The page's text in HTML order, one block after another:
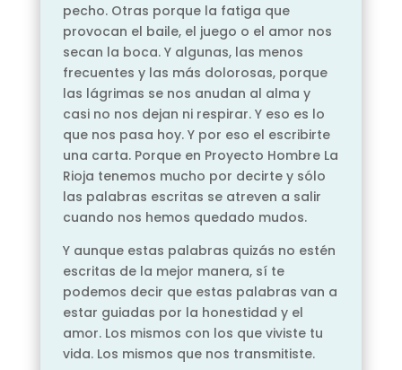
pecho. Otras porque la fatiga que
provocan el baile, el juego o el amor nos
secan la boca. Y algunas, las menos
frecuentes y las más dolorosas, porque
las lágrimas se nos anudan al alma y
casi no nos dejan ni respirar. Y eso es lo
que nos pasa hoy. Y por eso el escribirte
una carta. Porque en Proyecto Hombre La
Rioja tenemos mucho por decirte y sólo
las palabras escritas se atreven a salir
cuando nos hemos quedado mudos.
Y aunque estas palabras quizás no estén
escritas de la mejor manera, sí te
podemos decir que estas palabras van a
estar guiadas por la honestidad y el
amor. Los mismos con los que viviste tu
vida. Los mismos que nos transmitiste.